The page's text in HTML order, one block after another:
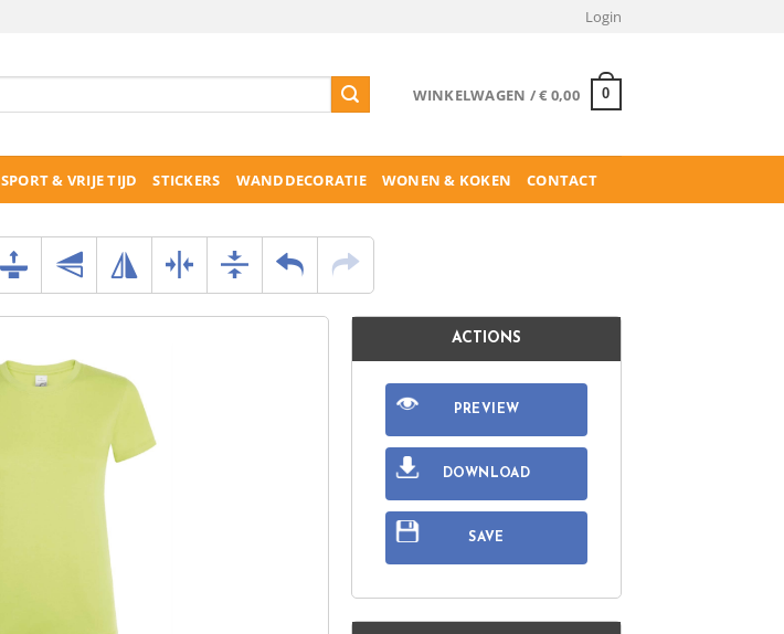
Login
WINKELWAGEN /€ 0,00 0
SPORT & VRIJE TIJD STICKERS WANDDECORATIE WONEN & KOKEN CONTACT
ACTIONS
PREVIEW
DOWNLOAD
SAVE